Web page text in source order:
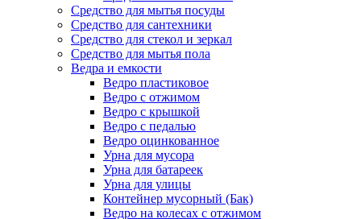
Средство для мытья посуды
Средство для сантехники
Средство для стекол и зеркал
Средство для мытья пола
Ведра и емкости
Ведро пластиковое
Ведро с отжимом
Ведро с крышкой
Ведро с педалью
Ведро оцинкованное
Урна для мусора
Урна для батареек
Урна для улицы
Контейнер мусорный (Бак)
Ведро на колесах с отжимом